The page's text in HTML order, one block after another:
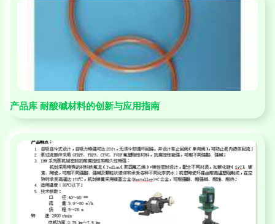
产品库 耐酸碱材料的创新与应用指南